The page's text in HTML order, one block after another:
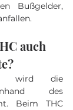
Bußgelder,
auch
wird die
des
Beim THC